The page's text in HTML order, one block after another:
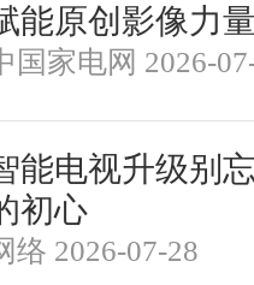
能原创影像力
国家电网 2026-
能电视升级别
初心
络 2026-07-28